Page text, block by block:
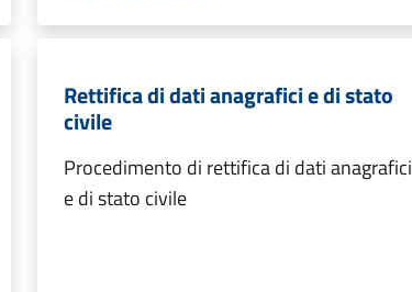
Rettifica di dati anagrafici e di stato
civile
Procedimento di rettifica di dati anagrafici
e di stato civile